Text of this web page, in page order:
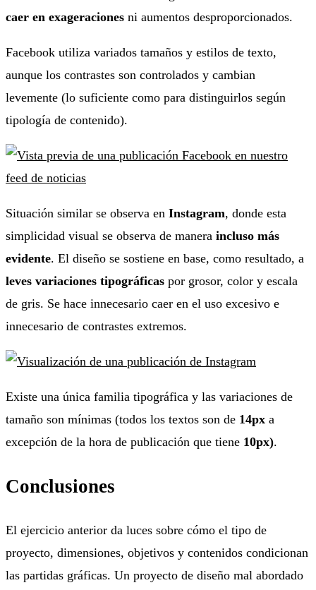
caer en exageraciones ni aumentos desproporcionados.
Facebook utiliza variados tamaños y estilos de texto,
aunque los contrastes son controlados y cambian
levemente (lo suficiente como para distinguirlos según
tipología de contenido).
Situación similar se observa en Instagram, donde esta
simplicidad visual se observa de manera incluso más
evidente. El diseño se sostiene en base, como resultado, a
leves variaciones tipográficas por grosor, color y escala
de gris. Se hace innecesario caer en el uso excesivo e
innecesario de contrastes extremos.
Existe una única familia tipográfica y las variaciones de
tamaño son mínimas (todos los textos son de 14px a
excepción de la hora de publicación que tiene 10px).
Conclusiones
El ejercicio anterior da luces sobre cómo el tipo de
proyecto, dimensiones, objetivos y contenidos condicionan
las partidas gráficas. Un proyecto de diseño mal abordado